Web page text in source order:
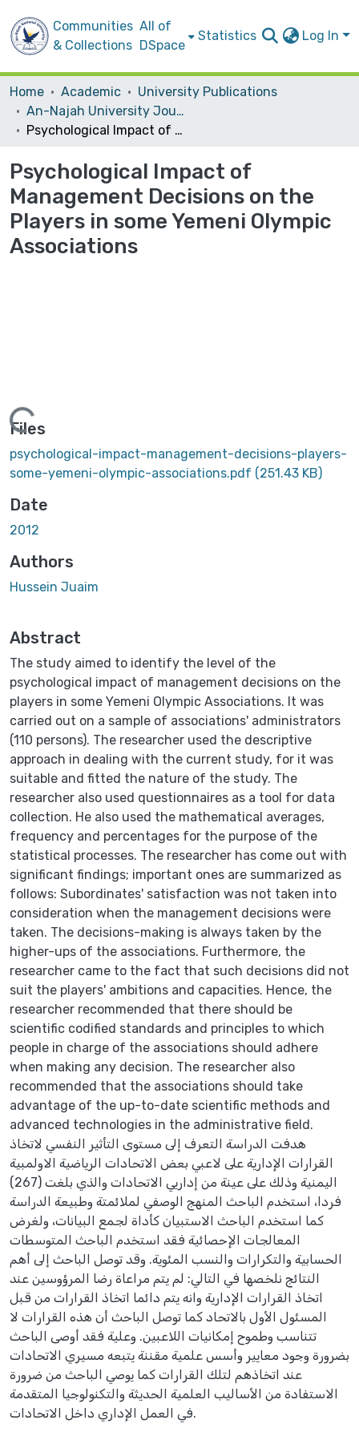
Communities
& Collections
All of
DSpace
Statistics Log In
Home Academic
University Publications
An-Najah University Journal for Research - B (Humanities)
Psychological Impact of Management Decisions on the Players in some Yemeni Olympic Associations
Psychological Impact of
Management Decisions on the
Players in some Yemeni Olympic
Associations
Loading...
Files
psychological-impact-management-decisions-players-
some-yemeni-olympic-associations.pdf (251.43 KB)
Date
2012
Authors
Hussein Juaim
Abstract
The study aimed to identify the level of the
psychological impact of management decisions on the
players in some Yemeni Olympic Associations. It was
carried out on a sample of associations' administrators
(110 persons). The researcher used the descriptive
approach in dealing with the current study, for it was
suitable and fitted the nature of the study. The
researcher also used questionnaires as a tool for data
collection. He also used the mathematical averages,
frequency and percentages for the purpose of the
statistical processes. The researcher has come out with
significant findings; important ones are summarized as
follows: Subordinates' satisfaction was not taken into
consideration when the management decisions were
taken. The decisions-making is always taken by the
higher-ups of the associations. Furthermore, the
researcher came to the fact that such decisions did not
suit the players' ambitions and capacities. Hence, the
researcher recommended that there should be
scientific codified standards and principles to which
people in charge of the associations should adhere
when making any decision. The researcher also
recommended that the associations should take
advantage of the up-to-date scientific methods and
advanced technologies in the administrative field.
هدفت الدراسة التعرف إلى مستوى التأثير النفسي لاتخاذ
القرارات الإدارية على لاعبي بعض الاتحادات الرياضية الاولمبية
اليمنية وذلك على عينة من إداريي الاتحادات والذي بلغت (267)
فردا، استخدم الباحث المنهج الوصفي لملائمتة وطبيعة الدراسة
كما استخدم الباحث الاستبيان كأداة لجمع البيانات، ولغرض
المعالجات الإحصائية فقد استخدم الباحث المتوسطات
الحسابية والتكرارات والنسب المئوية. وقد توصل الباحث إلى أهم
النتائج نلخصها في التالي: لم يتم مراعاة رضا المرؤوسين عند
اتخاذ القرارات الإدارية وانه يتم دائما اتخاذ القرارات من قبل
المسئول الأول بالاتحاد كما توصل الباحث أن هذه القرارات لا
تتناسب وطموح إمكانيات اللاعبين. وعلية فقد أوصى الباحث
بضرورة وجود معايير وأسس علمية مقننة يتبعه مسيري الاتحادات
عند اتخاذهم لتلك القرارات كما يوصي الباحث من ضرورة
الاستفادة من الأساليب العلمية الحديثة والتكنولوجيا المتقدمة
في العمل الإداري داخل الاتحادات.